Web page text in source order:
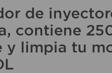
de
contiene
y limpia tu